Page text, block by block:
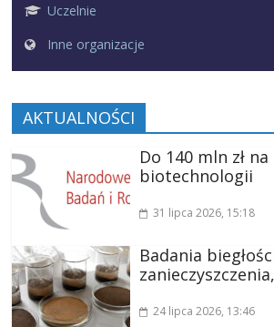
Uczelnie
Inne organizacje
AKTUALNOŚCI
Do 140 mln zł
biotechnologii
31 lipca 2026, 15:18
Badania
24 lipca 2026, 13:46